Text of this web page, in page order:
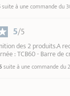
suite à une commande du
5/5
des 2 produits.A
: TCB60 - Barre de
suite à une commande du